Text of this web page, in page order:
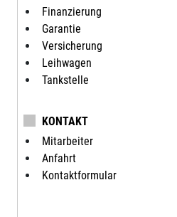
Finanzierung
Garantie
Versicherung
Leihwagen
Tankstelle
KONTAKT
Mitarbeiter
Anfahrt
Kontaktformular